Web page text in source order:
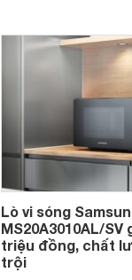
và tiện lợi. Cùng
hiểu chi tiết sản
Lò vi sóng
MS20A3010AL/SV
triệu đồng, chất
trội